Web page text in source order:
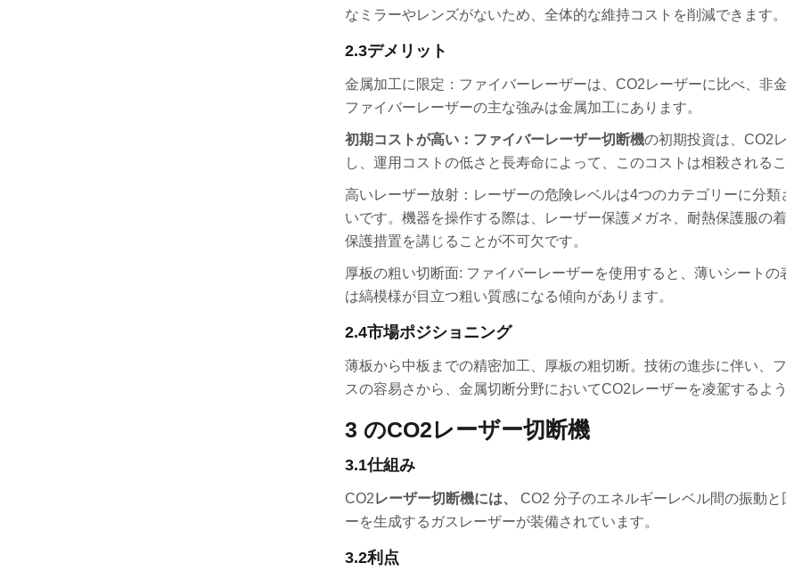
なミラーやレンズがないため、全体的な維持コストを削減できます。
2.3デメリット
金属加工に限定：ファイバーレーザーは、CO2レーザーに比べ、非
ファイバーレーザーの主な強みは金属加工にあります。
初期コストが高い：ファイバーレーザー切断機の初期投資は、CO2
し、運用コストの低さと長寿命によって、このコストは相殺されるこ
高いレーザー放射：レーザーの危険レベルは4つのカテゴリーに分
いです。機器を操作する際は、レーザー保護メガネ、耐熱保護服の
保護措置を講じることが不可欠です。
厚板の粗い切断面: ファイバーレーザーを使用すると、薄いシート
は縞模様が目立つ粗い質感になる傾向があります。
2.4市場ポジショニング
薄板から中板までの精密加工、厚板の粗切断。技術の進歩に伴い、
スの容易さから、金属切断分野においてCO2レーザーを凌駕するよ
3 のCO2レーザー切断機
3.1仕組み
CO2レーザー切断機には、
CO2 分子のエネルギーレベル間の振動
ーを生成するガスレーザーが装備されています。
3.2利点